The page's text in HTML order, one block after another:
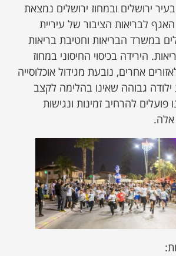
ירושלים ובמחוז ירושלים נמצאת
לבריאות הציבור של עיריית
במשרד הבריאות וחטיבת בריאות
הירידה בכיסוי החיסוני במחוז
אחרים, נובעת מגידול אוכלוסייה
גבוהה שאינו בהלימה לקצב
להרחיב זמינות ונגישות
אלה.